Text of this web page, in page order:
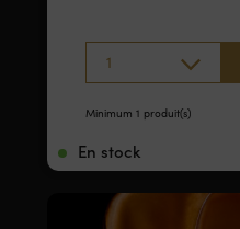
1
Minimum 1 produit(s)
En stock